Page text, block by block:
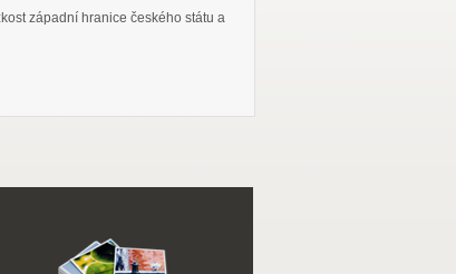
západní hranice českého státu a